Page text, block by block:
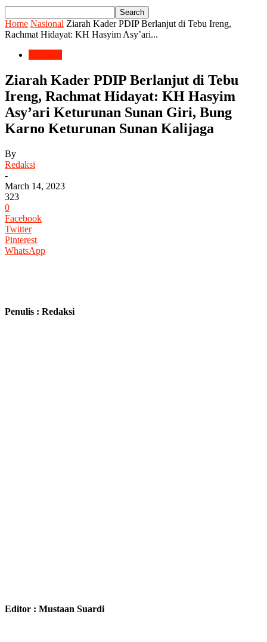
Home Nasional Ziarah Kader PDIP Berlanjut di Tebu Ireng,
Rachmat Hidayat: KH Hasyim Asy’ari...
Ziarah Kader PDIP Berlanjut di Tebu
Ireng, Rachmat Hidayat: KH Hasyim
Asy’ari Keturunan Sunan Giri, Bung
Karno Keturunan Sunan Kalijaga
By
Redaksi
-
March 14, 2023
323
0
Facebook
Twitter
Pinterest
WhatsApp
Penulis : Redaksi
Editor : Mustaan Suardi